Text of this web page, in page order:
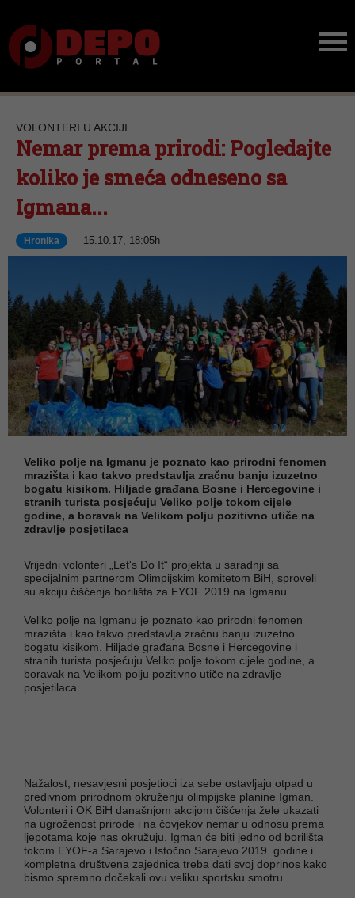
VOLONTERI U AKCIJI
Nemar prema prirodi: Pogledajte
koliko je smeća odneseno sa
Igmana...
Hronika 15.10.17, 18:05h
Veliko polje na Igmanu je poznato kao prirodni fenomen
mrazišta i kao takvo predstavlja zračnu banju izuzetno
bogatu kisikom. Hiljade građana Bosne i Hercegovine i
stranih turista posjećuju Veliko polje tokom cijele
godine, a boravak na Velikom polju pozitivno utiče na
zdravlje posjetilaca
Vrijedni volonteri „Let's Do It“ projekta u saradnji sa
specijalnim partnerom Olimpijskim komitetom BiH, sproveli
su akciju čišćenja borilišta za EYOF 2019 na Igmanu.
Veliko polje na Igmanu je poznato kao prirodni fenomen
mrazišta i kao takvo predstavlja zračnu banju izuzetno
bogatu kisikom. Hiljade građana Bosne i Hercegovine i
stranih turista posjećuju Veliko polje tokom cijele godine, a
boravak na Velikom polju pozitivno utiče na zdravlje
posjetilaca.
Nažalost, nesavjesni posjetioci iza sebe ostavljaju otpad u
predivnom prirodnom okruženju olimpijske planine Igman.
Volonteri i OK BiH današnjom akcijom čišćenja žele ukazati
na ugroženost prirode i na čovjekov nemar u odnosu prema
ljepotama koje nas okružuju. Igman će biti jedno od borilišta
tokom EYOF-a Sarajevo i Istočno Sarajevo 2019. godine i
kompletna društvena zajednica treba dati svoj doprinos kako
bismo spremno dočekali ovu veliku sportsku smotru.